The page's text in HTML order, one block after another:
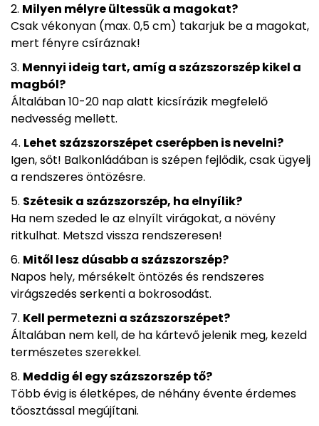
Milyen mélyre ültessük a magokat?
Csak vékonyan (max. 0,5 cm) takarjuk be a magokat,
mert fényre csíráznak!
Mennyi ideig tart, amíg a százszorszép kikel a
magból?
Általában 10-20 nap alatt kicsírázik megfelelő
nedvesség mellett.
Lehet százszorszépet cserépben is nevelni?
Igen, sőt! Balkonládában is szépen fejlődik, csak ügyelj
a rendszeres öntözésre.
Szétesik a százszorszép, ha elnyílik?
Ha nem szeded le az elnyílt virágokat, a növény
ritkulhat. Metszd vissza rendszeresen!
Mitől lesz dúsabb a százszorszép?
Napos hely, mérsékelt öntözés és rendszeres
virágszedés serkenti a bokrosodást.
Kell permetezni a százszorszépet?
Általában nem kell, de ha kártevő jelenik meg, kezeld
természetes szerekkel.
Meddig él egy százszorszép tő?
Több évig is életképes, de néhány évente érdemes
tőosztással megújítani.